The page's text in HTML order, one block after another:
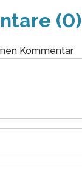
(0)
Kommentar